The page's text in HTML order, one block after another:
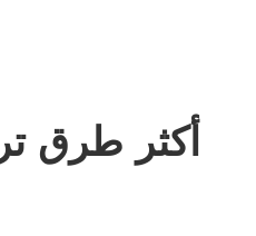
أكثر طرق